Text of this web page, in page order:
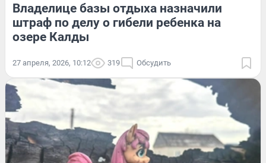
Владелице базы отдыха назначили
штраф по делу о гибели ребенка на
озере Калды
27 апреля, 2026, 10:12 319 Обсудить